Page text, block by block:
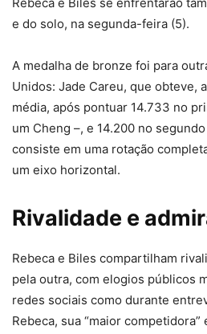
e do solo, na segunda-feira (5).
A medalha de bronze foi para
Unidos: Jade Careu, que obteve,
média, após pontuar 14.733 no
um Cheng –, e 14.200 no
consiste em uma rotação
um eixo horizontal.
Rivalidade e
Rebeca e Biles compartilham
pela outra, com elogios públicos
redes sociais como durante
Rebeca, sua “maior